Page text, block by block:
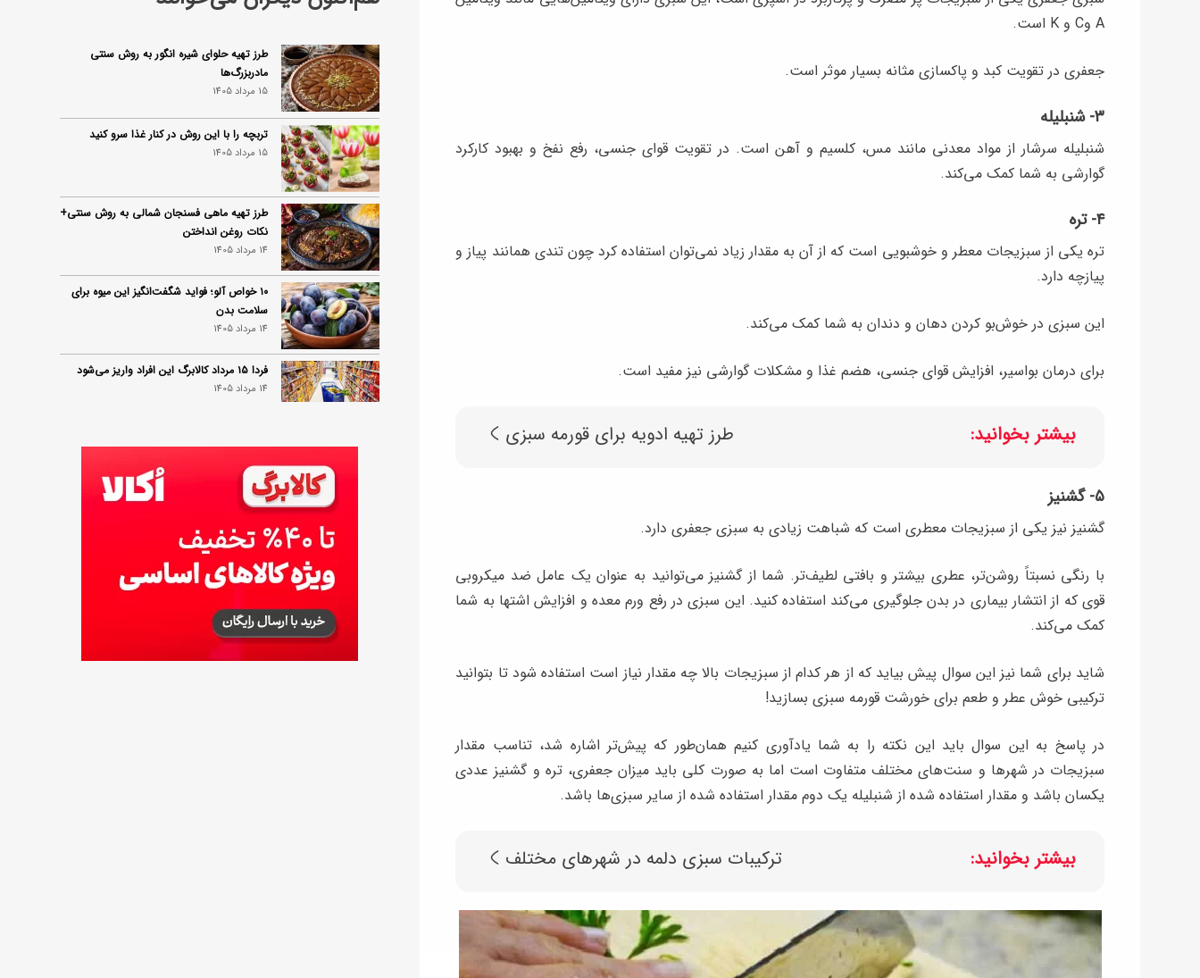
A وC و K است.
جعفری در تقویت کبد و پاکسازی مثانه بسیار موثر است.
۳- شنبلیله
شنبلیله سرشار از مواد معدنی مانند مس، کلسیم و آهن است. در تقویت قوای جنسی، رفع نفخ و بهبود کارکرد
گوارشی به شما کمک می‌کند.
۴- تره
تره یکی از سبزیجات معطر و خوشبویی است که از آن به مقدار زیاد نمی‌توان استفاده کرد چون تندی همانند پیاز و
پیازچه دارد.
این سبزی در خوش‌بو کردن دهان و دندان به شما کمک می‌کند.
برای درمان بواسیر، افزایش قوای جنسی، هضم غذا و مشکلات گوارشی نیز مفید است.
بیشتر بخوانید: طرز تهیه ادویه برای قورمه سبزی
۵- گشنیز
گشنیز نیز یکی از سبزیجات معطری است که شباهت زیادی به سبزی جعفری دارد.
با رنگی نسبتاً روشن‌تر، عطری بیشتر و بافتی لطیف‌تر. شما از گشنیز می‌توانید به عنوان یک عامل ضد میکروبی
قوی که از انتشار بیماری در بدن جلوگیری می‌کند استفاده کنید. این سبزی در رفع ورم معده و افزایش اشتها به شما
کمک می‌کند.
شاید برای شما نیز این سوال پیش بیاید که از هر کدام از سبزیجات بالا چه مقدار نیاز است استفاده شود تا بتوانید
ترکیبی خوش عطر و طعم برای خورشت قورمه سبزی بسازید!
در پاسخ به این سوال باید این نکته را به شما یادآوری کنیم همان‌طور که پیش‌تر اشاره شد، تناسب مقدار
سبزیجات در شهرها و سنت‌های مختلف متفاوت است اما به صورت کلی باید میزان جعفری، تره و گشنیز عددی
یکسان باشد و مقدار استفاده شده از شنبلیله یک دوم مقدار استفاده شده از سایر سبزی‌ها باشد.
بیشتر بخوانید: ترکیبات سبزی دلمه در شهرهای مختلف
طرز تهیه حلوای شیره انگور به روش سنتی
مادربزرگ‌ها
15 مرداد 1405
تربچه را با این روش در کنار غذا سرو کنید
15 مرداد 1405
طرز تهیه ماهی فسنجان شمالی به روش سنتی+
نکات روغن انداختن
14 مرداد 1405
۱۰ خواص آلو؛ فواید شگفت‌انگیز این میوه برای
سلامت بدن
14 مرداد 1405
فردا ۱۵ مرداد کالابرگ این افراد واریز می‌شود
14 مرداد 1405
زمان شارژ کالابرگ تغییر کرد؛ جزئیات برنامه
جدید واریز اعتبار در مرداد
14 مرداد 1405
توصیه‌های مهم برای دفع انواع حشرات در خانه
14 مرداد 1405
طرز تهیه آلبالو شور خانگی؛ خوش‌رنگ و بدون
کپک
14 مرداد 1405